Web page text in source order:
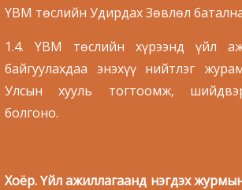
YBM төслийн Удирдах Зөвлөл
1.4. YBM төслийн хүрээнд үйл
байгуулахдаа энэхүү нийтлэг
Улсын хууль тогтоомж,
болгоно.
Хоёр. Үйл ажиллагаанд нэгдэх